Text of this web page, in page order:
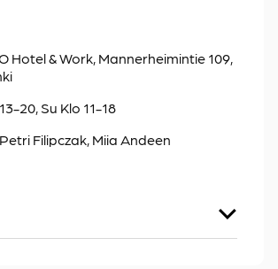
-
29-
30.8.2026
Hotel & Work, Mannerheimintie 109,
20, Su Klo 11-18
Filipczak, Miia Andeen